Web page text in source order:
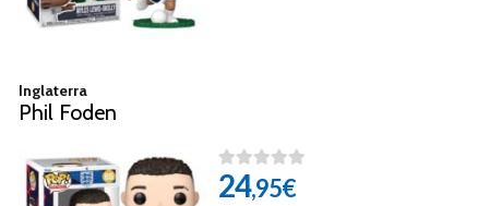
Inglaterra
Phil Foden
24,95€